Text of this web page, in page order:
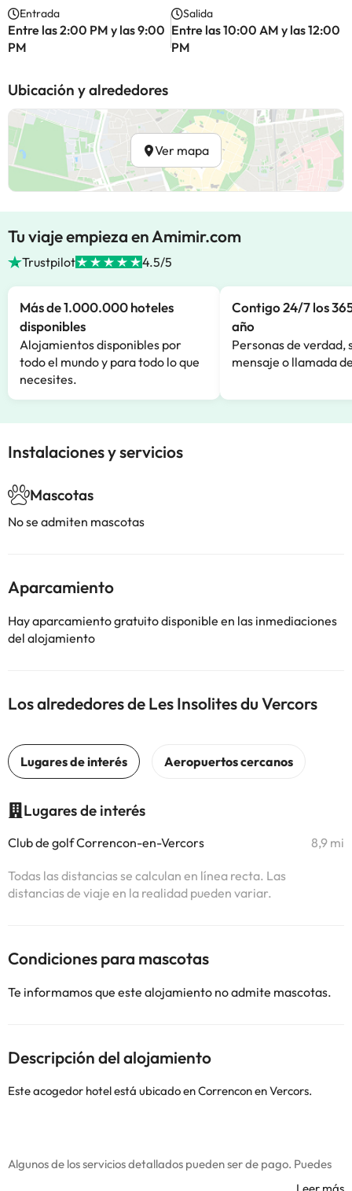
Entrada
Entre las 2:00 PM y las 9:00
PM
Salida
Entre las 10:00 AM y las 12:00
PM
Ubicación y alrededores
Ver mapa
Tu viaje empieza en Amimir.com
Trustpilot 4.5/5
Más de 1.000.000 hoteles
disponibles
Alojamientos disponibles por
todo el mundo y para todo lo que
necesites.
Contigo 24/7 los
año
Personas de verdad,
mensaje o llamada
Instalaciones y servicios
Mascotas
No se admiten mascotas
Aparcamiento
Hay aparcamiento gratuito disponible en las inmediaciones
del alojamiento
Los alrededores de Les Insolites du Vercors
Lugares de interés
Club de golf Correncon-en-Vercors 8,9 mi
Todas las distancias se calculan en línea recta. Las
distancias de viaje en la realidad pueden variar.
Condiciones para mascotas
Te informamos que este alojamiento no admite mascotas.
Descripción del alojamiento
Este acogedor hotel está ubicado en Correncon en Vercors.
Algunos de los servicios detallados pueden ser de pago. Puedes
consultar sus tarifas directamente en el establecimiento. Toda la